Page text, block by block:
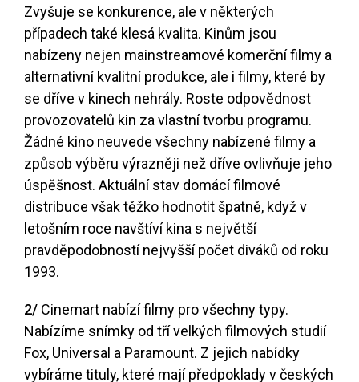
Zvyšuje se konkurence, ale v některých
případech také klesá kvalita. Kinům jsou
nabízeny nejen mainstreamové komerční filmy a
alternativní kvalitní produkce, ale i filmy, které by
se dříve v kinech nehrály. Roste odpovědnost
provozovatelů kin za vlastní tvorbu programu.
Žádné kino neuvede všechny nabízené filmy a
způsob výběru výrazněji než dříve ovlivňuje jeho
úspěšnost. Aktuální stav domácí filmové
distribuce však těžko hodnotit špatně, když v
letošním roce navštíví kina s největší
pravděpodobností nejvyšší počet diváků od roku
1993.
2/ Cinemart nabízí filmy pro všechny typy.
Nabízíme snímky od tří velkých filmových studií
Fox, Universal a Paramount. Z jejich nabídky
vybíráme tituly, které mají předpoklady v českých